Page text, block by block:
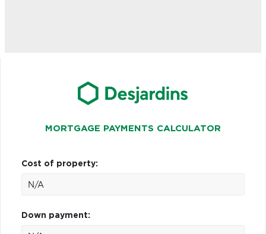
MORTGAGE PAYMENTS CALCULATOR
Cost of property:
Down payment: